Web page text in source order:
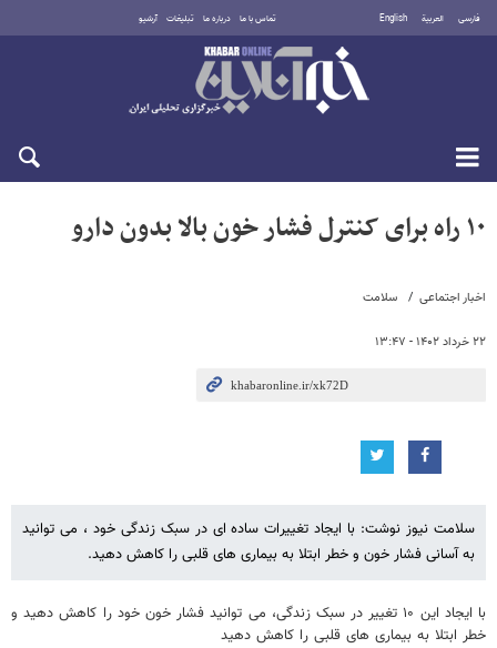
فارسی العربية English تماس با ما درباره ما تبلیغات آرشیو
پنجشنبه ۱۵ مرداد ۱۴۰۵
اخبار اجتماعی سلامت
۲۲ خرداد ۱۴۰۲ - ۱۳:۴۷
۱۰ راه برای کنترل فشار خون بالا بدون دارو
سلامت نیوز نوشت: با ایجاد تغییرات ساده ای در سبک زندگی خود ، می توانید
به آسانی فشار خون و خطر ابتلا به بیماری های قلبی را کاهش دهید.
با ایجاد این ۱۰ تغییر در سبک زندگی، می توانید فشار خون خود را کاهش دهید و
خطر ابتلا به بیماری های قلبی را کاهش دهید